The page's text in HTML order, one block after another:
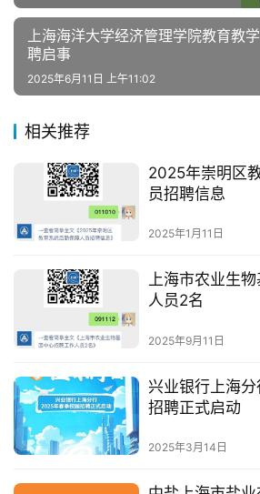
上海海洋大学经济管理学院教育教
聘启事
2025年6月11日 上午11:02
相关推荐
2025年崇明区
员招聘信息
2025年1月11日
上海市农业生
人员2名
2025年9月11日
兴业银行上海
招聘正式启动
2025年3月14日